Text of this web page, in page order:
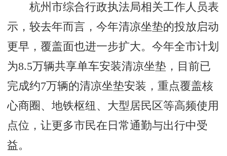
杭州市综合行政执法局相关工作人员表
示，较去年而言，今年清凉坐垫的投放启动
更早，覆盖面也进一步扩大。今年全市计划
为8.5万辆共享单车安装清凉坐垫，目前已
完成约7万辆的清凉坐垫安装，重点覆盖核
心商圈、地铁枢纽、大型居民区等高频使用
点位，让更多市民在日常通勤与出行中受
益。